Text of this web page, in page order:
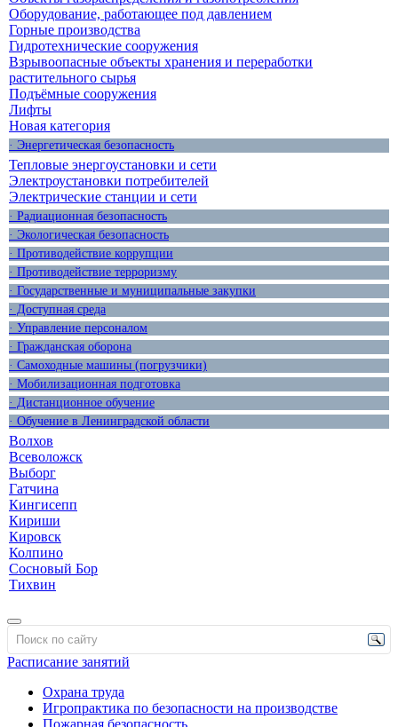
Оборудование, работающее под давлением
Горные производства
Гидротехнические сооружения
Взрывоопасные объекты хранения и переработки
растительного сырья
Подъёмные сооружения
Лифты
Новая категория
· Энергетическая безопасность
Тепловые энергоустановки и сети
Электроустановки потребителей
Электрические станции и сети
· Радиационная безопасность
· Экологическая безопасность
· Противодействие коррупции
· Противодействие терроризму
· Государственные и муниципальные закупки
· Доступная среда
· Управление персоналом
· Гражданская оборона
· Самоходные машины (погрузчики)
· Мобилизационная подготовка
· Дистанционное обучение
· Обучение в Ленинградской области
Волхов
Всеволожск
Выборг
Гатчина
Кингисепп
Кириши
Кировск
Колпино
Сосновый Бор
Тихвин
Расписание занятий
Охрана труда
Игропрактика по безопасности на производстве
Пожарная безопасность